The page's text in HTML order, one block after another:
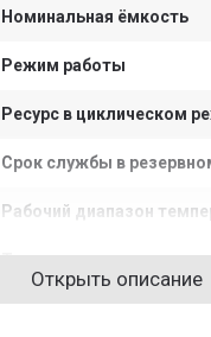
Номинальная ёмкость
Режим работы
Ресурс в циклическом
Срок службы в
Рабочий диапазон
Тип клемм
Габариты устройства
Открыть описание